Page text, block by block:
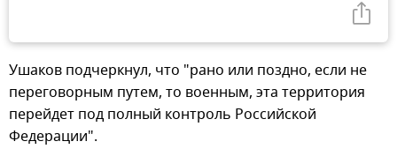
Ушаков подчеркнул, что "рано или поздно, если не
переговорным путем, то военным, эта территория
перейдет под полный контроль Российской
Федерации".